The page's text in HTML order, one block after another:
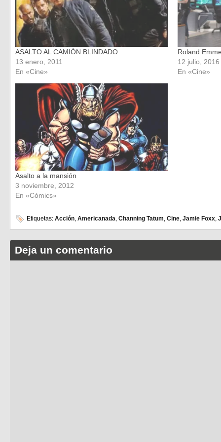
ASALTO AL CAMIÓN BLINDADO
13 enero, 2011
En «Cine»
Roland
12 julio, 2016
En «Cine»
Asalto a la mansión
3 noviembre, 2012
En «Cómics»
Etiquetas: Acción, Americanada, Channing Tatum, Cine, Jamie Foxx,
Deja un comentario